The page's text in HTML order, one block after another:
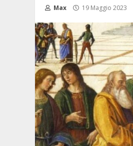
Max 19 Maggio 2023